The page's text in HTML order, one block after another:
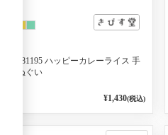
k81195 ハッピーカレーライス 手
ぬぐい
¥1,430(税込)